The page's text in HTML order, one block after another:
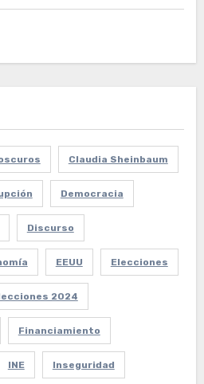
Claudia Sheinbaum
Democracia
Discurso
EEUU Elecciones
2024
Financiamiento
INE Inseguridad